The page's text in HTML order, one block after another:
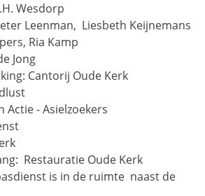
Wesdorp
Leenman, Liesbeth Keijnemans
Ria Kamp
Jong
Cantorij Oude Kerk
Actie - Asielzoekers
Restauratie Oude Kerk
is in de ruimte naast de